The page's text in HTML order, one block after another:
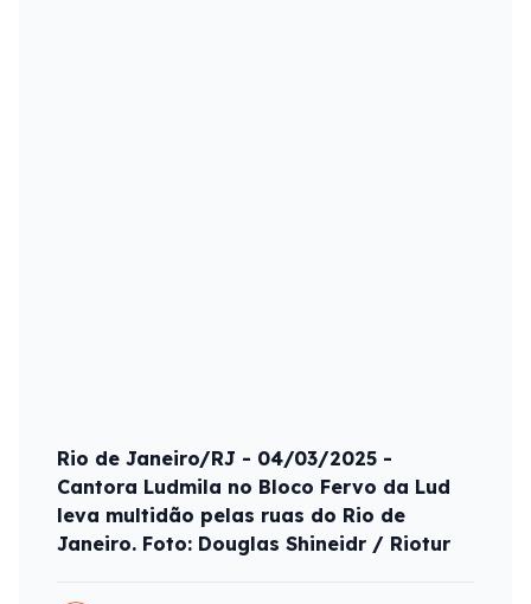
Rio de Janeiro/RJ - 04/03/2025 -
Cantora Ludmila no Bloco Fervo da Lud
leva multidão pelas ruas do Rio de
Janeiro. Foto: Douglas Shineidr / Riotur